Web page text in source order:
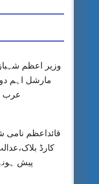
وزیر اعظم
مارشل اہم
عرب
قائداعظم نامی
کارڈ
پیش